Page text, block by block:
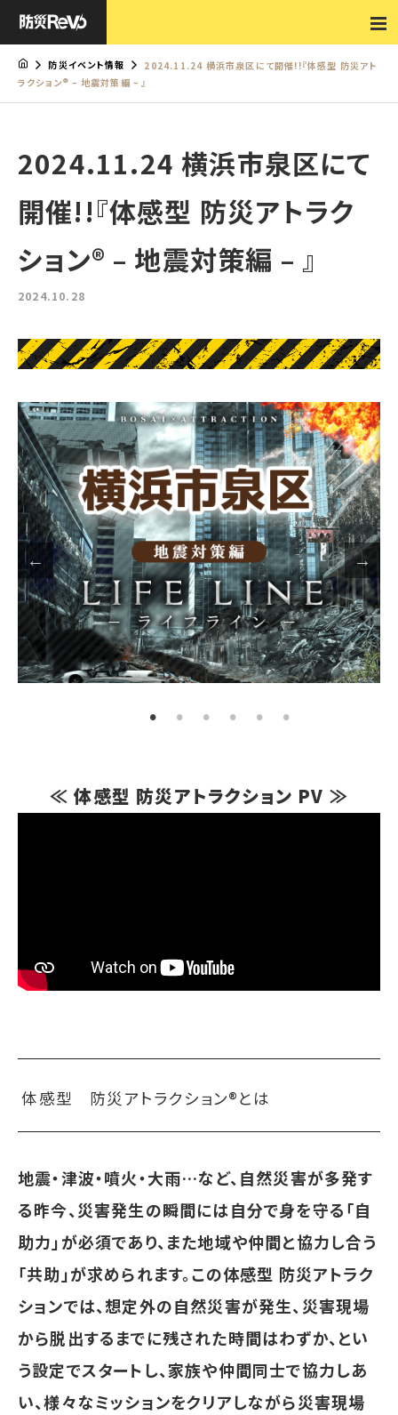
防災イベント情報
2024.11.24 横浜市泉区にて開催!!『体感型 防災アト
ラクション® – 地震対策編 – 』
2024.11.24 横浜市泉区にて
開催!!『体感型 防災アトラク
ション® – 地震対策編 – 』
2024.10.28
≪ 体感型 防災アトラクション PV ≫
体感型 防災アトラクション®とは
地震・津波・噴火・大雨…など、自然災害が多発す
る昨今、災害発生の瞬間には自分で身を守る「自
助力」が必須であり、また地域や仲間と協力し合う
「共助」が求められます。この体感型 防災アトラク
ションでは、想定外の自然災害が発生、災害現場
から脱出するまでに残された時間はわずか、とい
う設定でスタートし、家族や仲間同士で協力しあ
い、様々なミッションをクリアしながら災害現場